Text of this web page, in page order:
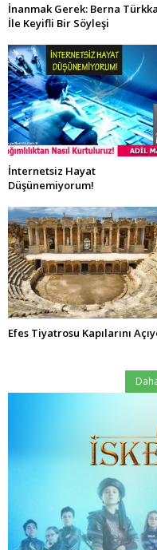
İnanmak Gerek: Berna
İle Keyifli Bir Söyleşi
İnternetsiz Hayat
Düşünemiyorum!
Efes Tiyatrosu Kapılarını